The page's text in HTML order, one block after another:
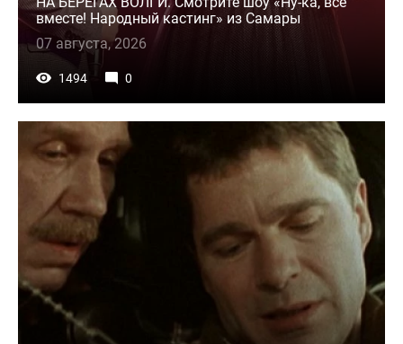
вместе! Народный кастинг» из Самары
07 августа, 2026
1494 0